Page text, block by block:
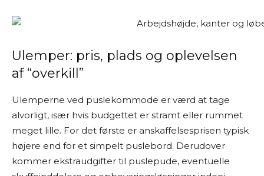
Ulemper: pris, plads og oplevelsen
af “overkill”
Ulemperne ved puslekommode er værd at tage
alvorligt, især hvis budgettet er stramt eller rummet
meget lille. For det første er anskaffelsesprisen typisk
højere end for et simpelt puslebord. Derudover
kommer ekstraudgifter til puslepude, eventuelle